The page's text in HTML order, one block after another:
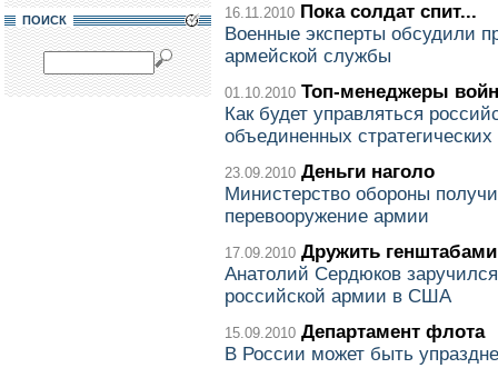
ПОИСК 16.11.2010 Пока солдат спит...
Военные эксперты обсудили
армейской службы
01.10.2010 Топ-менеджеры
Как будет управляться
объединенных
23.09.2010 Деньги наголо
Министерство обороны
перевооружение армии
17.09.2010 Дружить генштабами
Анатолий Сердюков
российской армии в США
15.09.2010 Департамент флота
В России может быть